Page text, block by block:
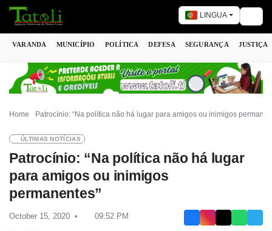
LINGUA
VARANDA MUNICÍPIO POLÍTICA DEFESA SEGURANÇA JUSTIÇA
Home Patrocínio: “Na política não há lugar para amigos ou inimigos
ÚLTIMAS NOTÍCIAS
Patrocínio: “Na política não há lugar
para amigos ou inimigos
permanentes”
October 15, 2020 09:52 PM